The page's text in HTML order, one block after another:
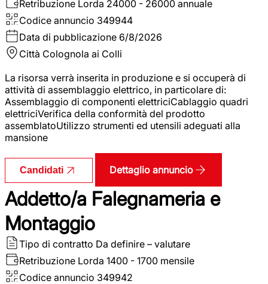
Retribuzione Lorda 24000 - 26000 annuale
Codice annuncio 349944
Data di pubblicazione 6/8/2026
Città Colognola ai Colli
La risorsa verrà inserita in produzione e si occuperà di
attività di assemblaggio elettrico, in particolare di:
Assemblaggio di componenti elettriciCablaggio quadri
elettriciVerifica della conformità del prodotto
assemblatoUtilizzo strumenti ed utensili adeguati alla
mansione
Candidati Dettaglio annuncio
Addetto/a Falegnameria e
Montaggio
Tipo di contratto Da definire – valutare
Retribuzione Lorda 1400 - 1700 mensile
Codice annuncio 349942